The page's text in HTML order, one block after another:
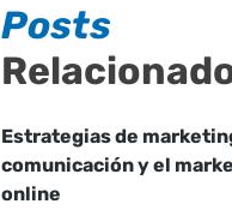
Posts
Estrategias de
comunicación y el
online